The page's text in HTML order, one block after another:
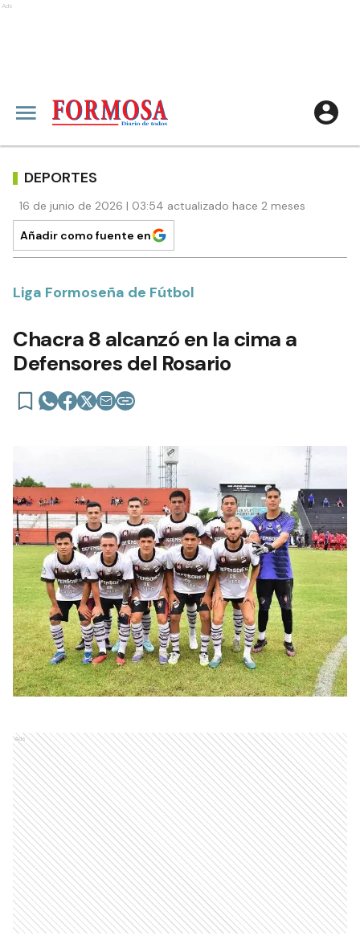
Ads
DEPORTES
16 de junio de 2026 | 03:54 actualizado hace 2 meses
Añadir como fuente en
Liga Formoseña de Fútbol
Chacra 8 alcanzó en la cima a
Defensores del Rosario
Ads